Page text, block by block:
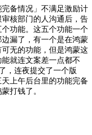
备情况」不满足激励计
核部门的人沟通后，告
功能。这五个功能一个
漏了，有一个是在鸿蒙
无的功能，但是鸿蒙这
就连文案差一点都不
，连夜提交了一个版
上午后台里的功能完备
打钱了。